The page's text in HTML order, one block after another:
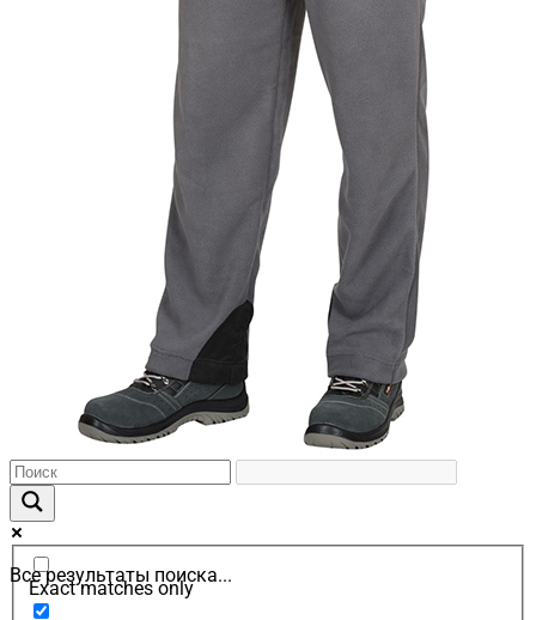
Все результаты поиска...
Exact matches only